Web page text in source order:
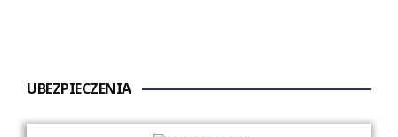
UBEZPIECZENIA